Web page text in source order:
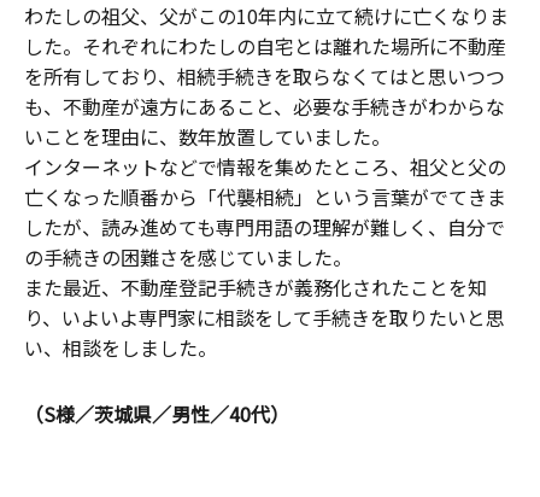
わたしの祖父、父がこの10年内に立て続けに亡くなりま
した。それぞれにわたしの自宅とは離れた場所に不動産
を所有しており、相続手続きを取らなくてはと思いつつ
も、不動産が遠方にあること、必要な手続きがわからな
いことを理由に、数年放置していました。
インターネットなどで情報を集めたところ、祖父と父の
亡くなった順番から「代襲相続」という言葉がでてきま
したが、読み進めても専門用語の理解が難しく、自分で
の手続きの困難さを感じていました。
また最近、不動産登記手続きが義務化されたことを知
り、いよいよ専門家に相談をして手続きを取りたいと思
い、相談をしました。
（S様／茨城県／男性／40代）